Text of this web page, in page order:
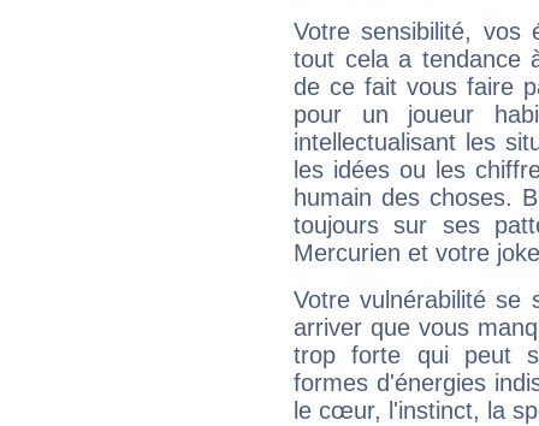
Votre sensibilité,
tout cela a tendance
de ce fait vous faire
pour un joueur
intellectualisant les
les idées ou les
humain des choses.
toujours sur ses
Mercurien et votre
Votre vulnérabilité se
arriver que vous
trop forte qui peut
formes d'énergies
le cœur, l'instinct, la